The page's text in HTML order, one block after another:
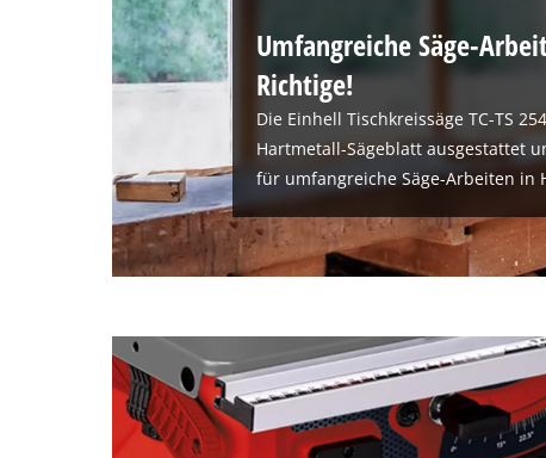
Umfangreiche Säge-
Richtige!
Die Einhell Tischkreissäge TC-TS
Hartmetall-Sägeblatt ausgestattet
für umfangreiche Säge-Arbeiten in